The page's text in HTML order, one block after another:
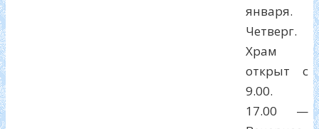
января.
Четверг.
Храм
открыт с
9.00.
17.00 —